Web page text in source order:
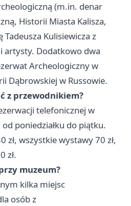
(m.in. denar
Historii Miasta Kalisza,
Tadeusza Kulisiewicza z
artysty. Dodatkowo dwa
Archeologiczny w
Dąbrowskiej w Russowie.
z przewodnikiem?
telefonicznej w
poniedziałku do piątku.
zł, wszystkie wystawy 70 zł,
zł.
muzeum?
kilka miejsc
osób z